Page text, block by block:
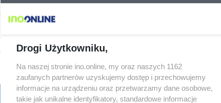
terminarz
08-04 Reklamy w centrum. Jego zdaniem Marcin Wroński jest w
błędzie [akt.]
08-04 Duże utrudnienia na Dworcowej. Dwa pasy blokowała
przyczepa od ciągnika Z OSTATNIEJ CHWILI
08-04 Upały, a potem burze. Groźna pogoda nad naszym regionem
Drogi Użytkowniku,
Na naszej stronie ino.online, my oraz naszych 1162
zaufanych partnerów uzyskujemy dostęp i przechowujemy
informacje na urządzeniu oraz przetwarzamy dane osobowe,
takie jak unikalne identyfikatory, standardowe informacje